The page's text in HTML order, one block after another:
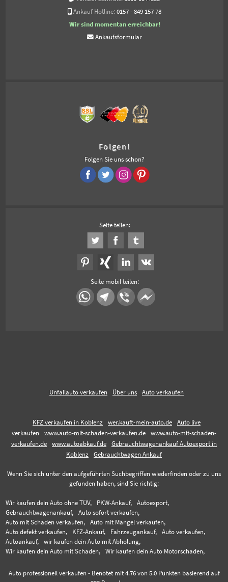
Ankauf Hotline: 0157 - 849 157 78
Wir sind momentan erreichbar!
Ankaufsformular
Folgen!
Folgen Sie uns schon?
Seite teilen:
Seite mobil teilen:
Unfallauto verkaufen Über uns Auto verkaufen
KFZ verkaufen in Koblenz wer.kauft-mein-auto.de
Auto live
verkaufen
www.auto-mit-schaden-verkaufen.de
www.auto-mit-schaden-
verkaufen.de
www.autoabkauf.de
Gebrauchtwagenankauf Autoexport in
Koblenz
Gebrauchtwagen Ankauf
Wenn Sie sich unter den aufgeführten Suchbegriffen wiederfinden oder zu uns
gefunden haben, sind Sie richtig:
Wir kaufen dein Auto ohne TÜV, PKW-Ankauf,
Autoexport,
Gebrauchtwagenankauf,
Auto sofort verkaufen,
Auto mit Schaden verkaufen,
Auto mit Mängel verkaufen,
Auto defekt verkaufen,
KFZ-Ankauf, Fahrzeugankauf,
Auto verkaufen,
Autoankauf,
wir kaufen dein Auto mit Abholung,
Wir kaufen dein Auto mit Schaden,
Wir kaufen dein Auto Motorschaden,
Auto professionell verkaufen- Benotet mit 4.76von 5.0 Punkten basierend auf